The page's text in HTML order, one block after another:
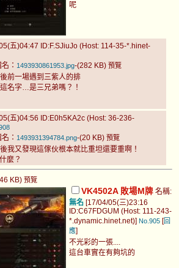
呢
五)04:47 ID:F.SJiuJo (Host: 114-35-*.hinet-
： 1493930861953.jpg-(282 KB) 預覽
前一場遇到三紫人的排
名字…是三兄弟嗎？！
五)04:56 ID:E0h5KA2c (Host: 36-236-
： 1493931394784.png-(20 KB) 預覽
我又發現這傢伙根本就比重坦還要重啊！
麼？
KB) 預覽
VK4502A 敗場M牌 名稱:
無名 [17/04/05(三)23:16
ID:C67FDGUM (Host: 111-243-
*.dynamic.hinet.net)] No.905 [回
應]
不光彩的一張....
這台車實在有夠坑的